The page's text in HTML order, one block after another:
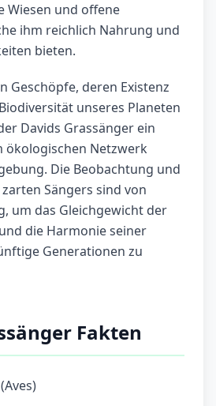
Wiesen und offene
ihm reichlich Nahrung und
bieten.
Geschöpfe, deren Existenz
unseres Planeten
Davids Grassänger ein
ökologischen Netzwerk
Die Beobachtung und
Sängers sind von
um das Gleichgewicht der
die Harmonie seiner
Generationen zu
Fakten